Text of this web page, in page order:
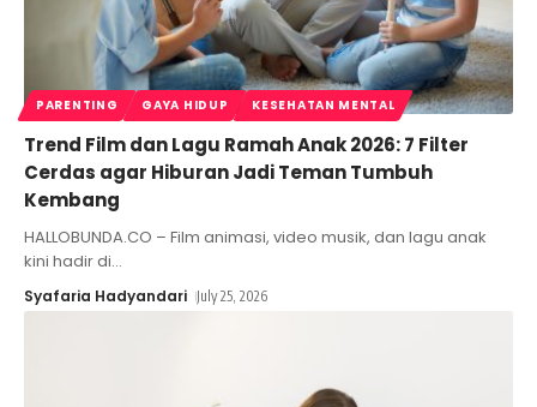
PARENTING GAYA HIDUP KESEHATAN MENTAL
Trend Film dan Lagu Ramah Anak 2026: 7 Filter
Cerdas agar Hiburan Jadi Teman Tumbuh
Kembang
HALLOBUNDA.CO – Film animasi, video musik, dan lagu anak
kini hadir di…
Syafaria Hadyandari July 25, 2026